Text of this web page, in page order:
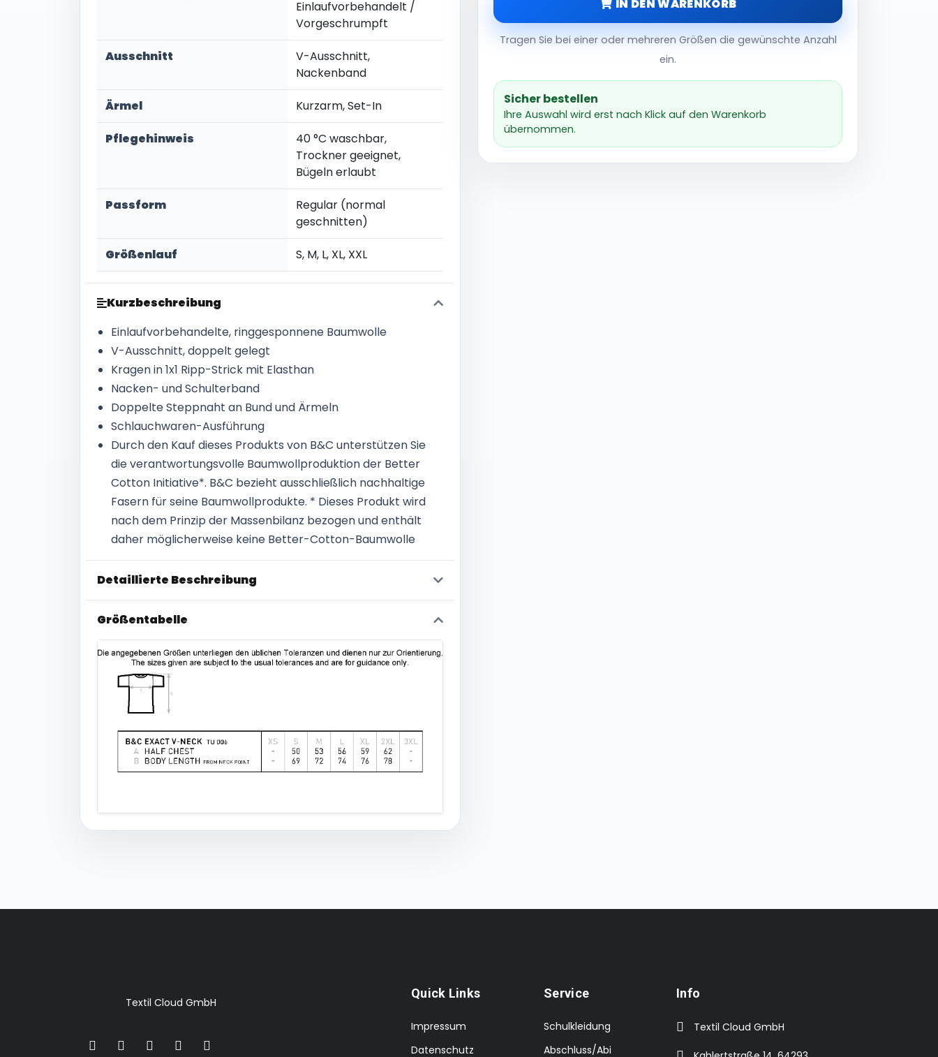
Einlaufvorbehandelt /
Vorgeschrumpft
Ausschnitt
V-Ausschnitt,
Nackenband
Ärmel Kurzarm, Set-In
Pflegehinweis
40 °C waschbar,
Trockner geeignet,
Bügeln erlaubt
Passform
Regular (normal
geschnitten)
Größenlauf S, M, L, XL, XXL
Kurzbeschreibung
Einlaufvorbehandelte, ringgesponnene Baumwolle
V-Ausschnitt, doppelt gelegt
Kragen in 1x1 Ripp-Strick mit Elasthan
Nacken- und Schulterband
Doppelte Steppnaht an Bund und Ärmeln
Schlauchwaren-Ausführung
Durch den Kauf dieses Produkts von B&C unterstützen Sie
die verantwortungsvolle Baumwollproduktion der Better
Cotton Initiative*. B&C bezieht ausschließlich nachhaltige
Fasern für seine Baumwollprodukte. * Dieses Produkt wird
nach dem Prinzip der Massenbilanz bezogen und enthält
daher möglicherweise keine Better-Cotton-Baumwolle
Detaillierte Beschreibung
Größentabelle
IN DEN WARENKORB
Tragen Sie bei einer oder mehreren Größen die gewünschte Anzahl
ein.
Sicher bestellen
Ihre Auswahl wird erst nach Klick auf den Warenkorb
übernommen.
Textil Cloud GmbH
Quick Links
Impressum
Datenschutz
Service
Schulkleidung
Abschluss/Abi
Info
Textil Cloud GmbH